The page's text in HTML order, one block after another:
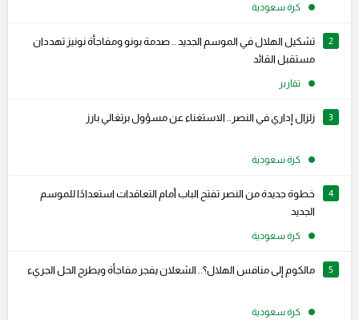
كرة سعودية
2
تشكيل الهلال في الموسم الجديد .. صدمة بونو ومفاجأة نونيز تهددان
مستقبل القائد
تقارير
3 زلزال إداري في النصر.. الاستغناء عن مسؤول برتغالي بارز
كرة سعودية
4
خطوة جديدة من النصر تفتح الباب أمام التعاقدات استعدادًا للموسم
الجديد
كرة سعودية
5 مالكوم إلى منافس الهلال؟.. الشعلان يفجر مفاجأة ويطرح الحل الجريء
كرة سعودية